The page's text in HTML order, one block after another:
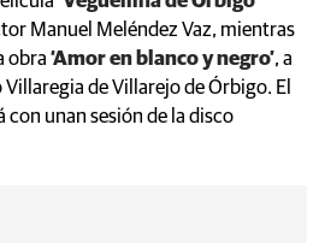
Manuel Meléndez Vaz, mientras
obra ‘Amor en blanco y negro’, a
de Villarejo de Órbigo. El
unan sesión de la disco